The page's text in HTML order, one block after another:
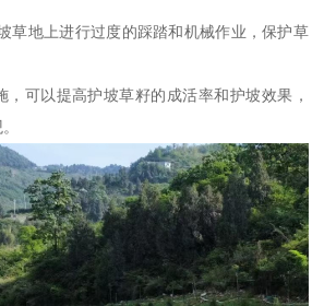
草地上进行过度的踩踏和机械作业，保护草
，可以提高护坡草籽的成活率和护坡效果，